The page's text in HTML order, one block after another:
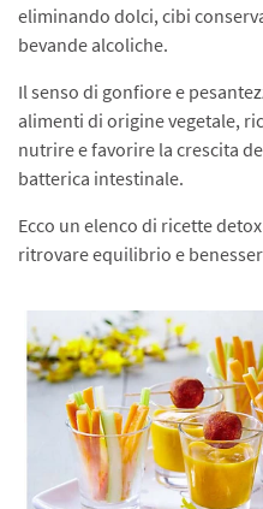
eliminando dolci, cibi
bevande alcoliche.
Il senso di gonfiore e
alimenti di origine vegetale,
nutrire e favorire la crescita
batterica intestinale.
Ecco un elenco di ricette
ritrovare equilibrio e